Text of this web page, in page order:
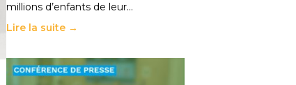
millions d’enfants de leur…
Lire la suite →